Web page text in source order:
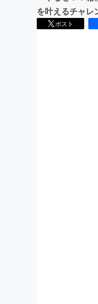
を叶えるチャレ
ポスト